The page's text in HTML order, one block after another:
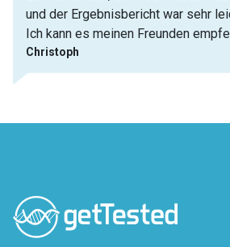
und der Ergebnisbericht war sehr
Ich kann es meinen Freunden
Christoph